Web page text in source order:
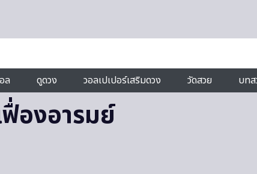
ล ดูดวง วอลเปเปอร์เสริมดวง วัดสวย บท
องอารมย์